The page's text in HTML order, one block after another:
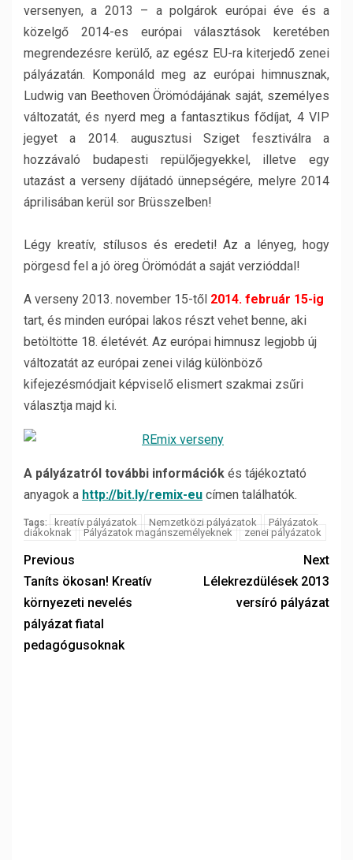
versenyen, a 2013 – a polgárok európai éve és a
közelgő 2014-es európai választások keretében
megrendezésre kerülő, az egész EU-ra kiterjedő zenei
pályázatán. Komponáld meg az európai himnusznak,
Ludwig van Beethoven Örömódájának saját, személyes
változatát, és nyerd meg a fantasztikus fődíjat, 4 VIP
jegyet a 2014. augusztusi Sziget fesztiválra a
hozzávaló budapesti repülőjegyekkel, illetve egy
utazást a verseny díjátadó ünnepségére, melyre 2014
áprilisában kerül sor Brüsszelben!
Légy kreatív, stílusos és eredeti! Az a lényeg, hogy
pörgesd fel a jó öreg Örömódát a saját verzióddal!
A verseny 2013. november 15-től 2014. február 15-ig
tart, és minden európai lakos részt vehet benne, aki
betöltötte 18. életévét. Az európai himnusz legjobb új
változatát az európai zenei világ különböző
kifejezésmódjait képviselő elismert szakmai zsűri
választja majd ki.
A pályázatról további információk és tájékoztató
anyagok a http://bit.ly/remix-eu címen találhatók.
Tags: kreatív pályázatok Nemzetközi pályázatok
Pályázatok
diákoknak
Pályázatok magánszemélyeknek zenei pályázatok
Previous
Taníts ökosan! Kreatív
környezeti nevelés
pályázat fiatal
pedagógusoknak
Next
Lélekrezdülések 2013
versíró pályázat